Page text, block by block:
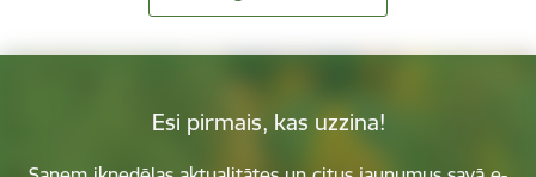
Esi pirmais, kas uzzina!